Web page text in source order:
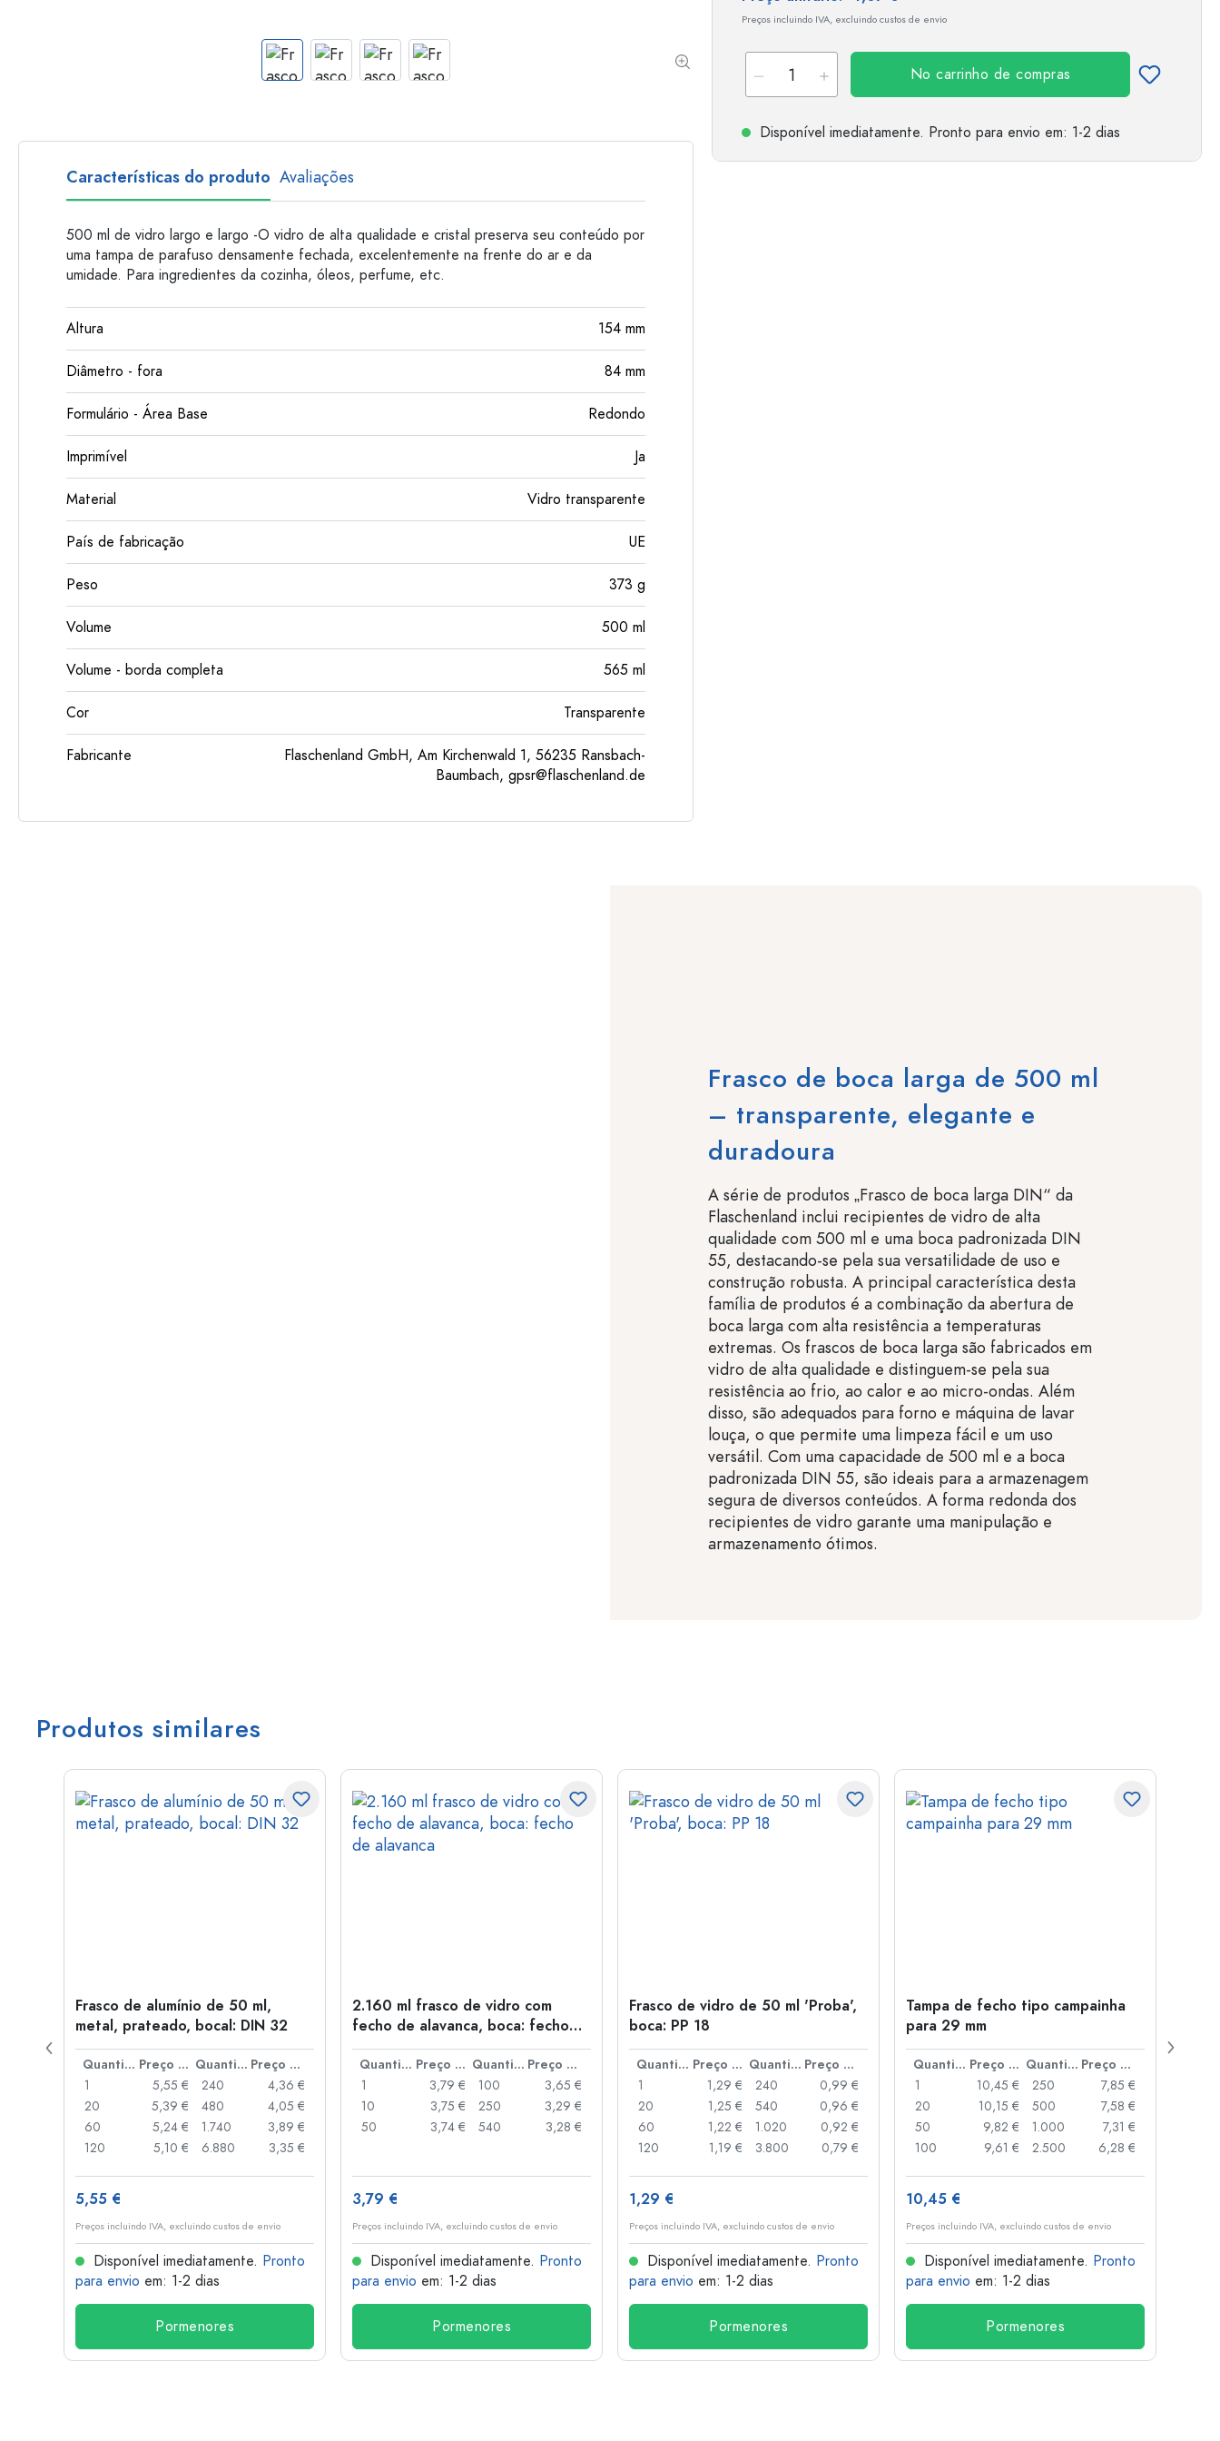
Preços incluindo IVA, excluindo custos de envio
No carrinho de compras
Disponível imediatamente. Pronto para envio em: 1-2 dias
Características do produto Avaliações
500 ml de vidro largo e largo -O vidro de alta qualidade e cristal preserva seu conteúdo por
uma tampa de parafuso densamente fechada, excelentemente na frente do ar e da
umidade. Para ingredientes da cozinha, óleos, perfume, etc.
Altura 154 mm
Diâmetro - fora 84 mm
Formulário - Área Base Redondo
Imprimível Ja
Material Vidro transparente
País de fabricação UE
Peso 373 g
Volume 500 ml
Volume - borda completa 565 ml
Cor Transparente
Fabricante
Flaschenland GmbH, Am Kirchenwald 1, 56235 Ransbach-
Baumbach, gpsr@flaschenland.de
Frasco de boca larga de 500 ml
– transparente, elegante e
duradoura
A série de produtos „Frasco de boca larga DIN“ da
Flaschenland inclui recipientes de vidro de alta
qualidade com 500 ml e uma boca padronizada DIN
55, destacando-se pela sua versatilidade de uso e
construção robusta. A principal característica desta
família de produtos é a combinação da abertura de
boca larga com alta resistência a temperaturas
extremas. Os frascos de boca larga são fabricados em
vidro de alta qualidade e distinguem-se pela sua
resistência ao frio, ao calor e ao micro-ondas. Além
disso, são adequados para forno e máquina de lavar
louça, o que permite uma limpeza fácil e um uso
versátil. Com uma capacidade de 500 ml e a boca
padronizada DIN 55, são ideais para a armazenagem
segura de diversos conteúdos. A forma redonda dos
recipientes de vidro garante uma manipulação e
armazenamento ótimos.
Produtos similares
Frasco de alumínio de 50 ml,
metal, prateado, bocal: DIN 32
Quantidade Preço por peça Quantidade
Preço por peça
1
5,55 €
20
5,39 €
60
5,24 €
120
5,10 €
240
4,36 €
480
4,05 €
1.740
3,89 €
6.880
3,35 €
5,55 €
Preços incluindo IVA, excluindo custos de envio
Disponível imediatamente. Pronto
para envio em: 1-2 dias
Pormenores
2.160 ml frasco de vidro com
fecho de alavanca, boca: fecho
de alavanca
Quantidade Preço por peça Quantidade
Preço por peça
1
3,79 €
10
3,75 €
50
3,74 €
100
3,65 €
250
3,29 €
540
3,28 €
3,79 €
Preços incluindo IVA, excluindo custos de envio
Disponível imediatamente. Pronto
para envio em: 1-2 dias
Pormenores
Frasco de vidro de 50 ml 'Proba',
boca: PP 18
Quantidade Preço por peça Quantidade
Preço por peça
1
1,29 €
20
1,25 €
60
1,22 €
120
1,19 €
240
0,99 €
540
0,96 €
1.020
0,92 €
3.800
0,79 €
1,29 €
Preços incluindo IVA, excluindo custos de envio
Disponível imediatamente. Pronto
para envio em: 1-2 dias
Pormenores
Tampa de fecho tipo campainha
para 29 mm
Quantidade Preço por peça Quantidade
Preço por peça
1
10,45 €
20
10,15 €
50
9,82 €
100
9,61 €
250
7,85 €
500
7,58 €
1.000
7,31 €
2.500
6,28 €
10,45 €
Preços incluindo IVA, excluindo custos de envio
Disponível imediatamente. Pronto
para envio em: 1-2 dias
Pormenores